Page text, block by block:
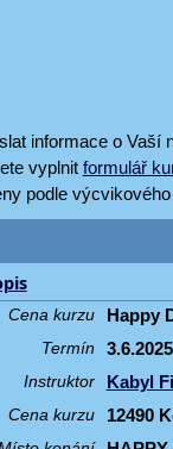
informace o Vaší
vyplnit formulář
podle
Cena kurzu Happy
Termín 3.6.2025
Instruktor Kabyl
Cena kurzu 12490